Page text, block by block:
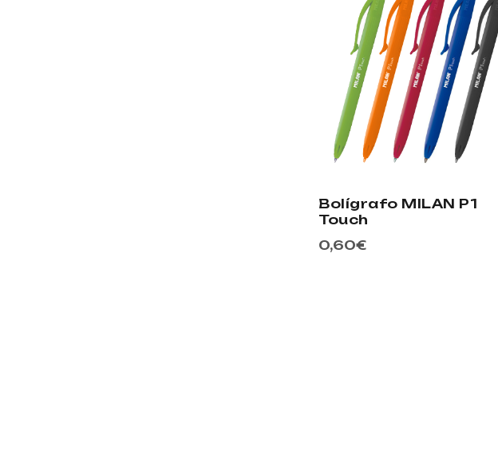
Bolígrafo MILAN P1
Touch
0,60€